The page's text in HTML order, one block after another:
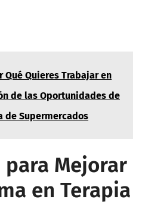
Qué Quieres Trabajar en
de las Oportunidades de
de Supermercados
para Mejorar
en Terapia